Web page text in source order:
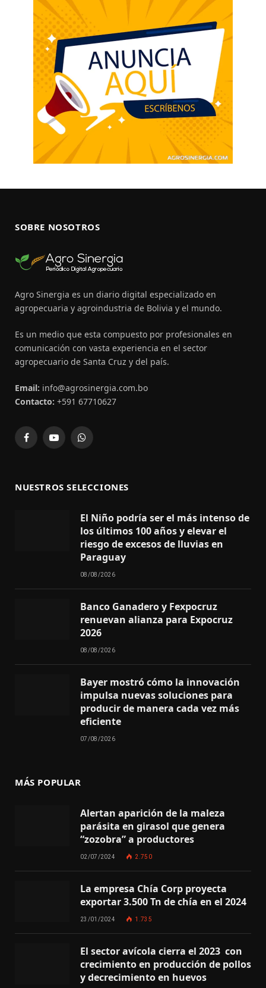
SOBRE NOSOTROS
Agro Sinergia es un diario digital especializado en
agropecuaria y agroindustria de Bolivia y el mundo.
Es un medio que esta compuesto por profesionales en
comunicación con vasta experiencia en el sector
agropecuario de Santa Cruz y del país.
Email: info@agrosinergia.com.bo
Contacto: +591 67710627
FacebookYouTubeWhatsApp
NUESTROS SELECCIONES
El Niño podría ser el más intenso de
los últimos 100 años y elevar el
riesgo de excesos de lluvias en
Paraguay
08/08/2026
Banco Ganadero y Fexpocruz
renuevan alianza para Expocruz
2026
08/08/2026
Bayer mostró cómo la innovación
impulsa nuevas soluciones para
producir de manera cada vez más
eficiente
07/08/2026
MÁS POPULAR
Alertan aparición de la maleza
parásita en girasol que genera
“zozobra” a productores
02/07/2024 2.750
La empresa Chía Corp proyecta
exportar 3.500 Tn de chía en el 2024
23/01/2024 1.735
El sector avícola cierra el 2023 con
crecimiento en producción de pollos
y decrecimiento en huevos